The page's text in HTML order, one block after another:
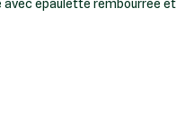
avec épaulette rembourrée et